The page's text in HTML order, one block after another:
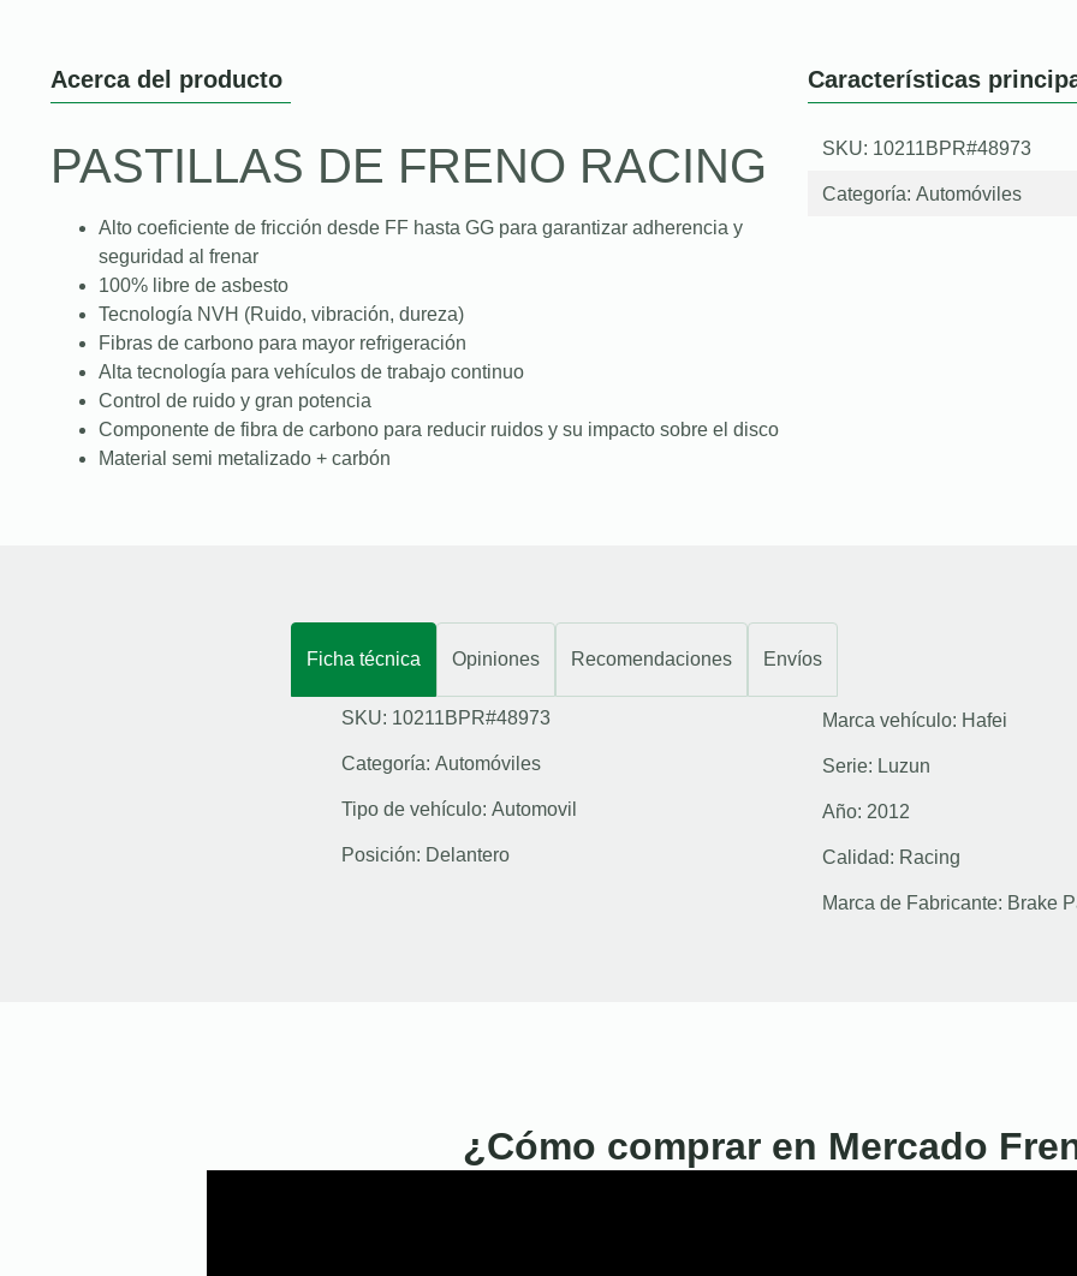
Acerca del producto
PASTILLAS DE FRENO RACING
Alto coeficiente de fricción desde FF hasta GG para garantizar adherencia y
seguridad al frenar
100% libre de asbesto
Tecnología NVH (Ruido, vibración, dureza)
Fibras de carbono para mayor refrigeración
Alta tecnología para vehículos de trabajo continuo
Control de ruido y gran potencia
Componente de fibra de carbono para reducir ruidos y su impacto sobre el disco
Material semi metalizado + carbón
Características
SKU: 10211BPR#48973
Categoría: Automóviles
Ficha técnica Opiniones Recomendaciones Envíos
SKU: 10211BPR#48973
Categoría: Automóviles
Tipo de vehículo: Automovil
Posición: Delantero
Marca vehículo: Hafei
Serie: Luzun
Año: 2012
Calidad: Racing
Marca de Fabricante: Brake
¿Cómo comprar en Mercado